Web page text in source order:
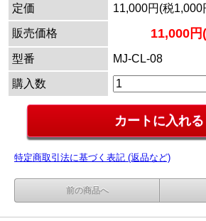
定価 11,000円(税1,000
販売価格 11,000円
型番 MJ-CL-08
購入数
特定商取引法に基づく表記 (返品など)
前の商品へ